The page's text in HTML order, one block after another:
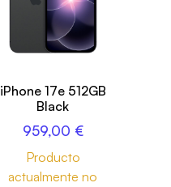
iPhone 17e 512GB
Black
959,00 €
Producto
actualmente no